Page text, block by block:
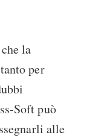
la
per
Soft può
alle